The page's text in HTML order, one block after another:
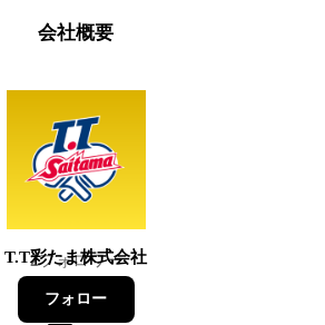
会社概要
T.T彩たま株式会社
2フォロワー
フォロー